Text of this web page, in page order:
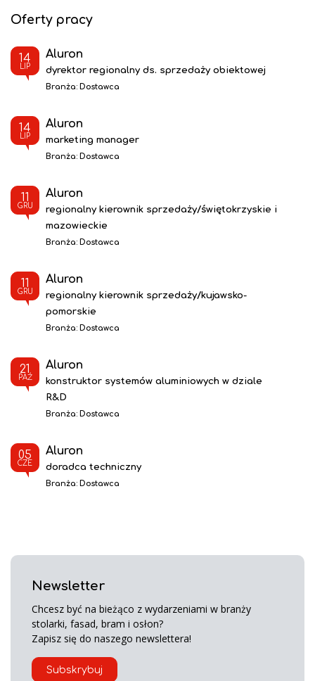
Oferty pracy
14
LIP
Aluron
dyrektor regionalny ds. sprzedaży obiektowej
Branża: Dostawca
14
LIP
Aluron
marketing manager
Branża: Dostawca
11
GRU
Aluron
regionalny kierownik sprzedaży/świętokrzyskie i
mazowieckie
Branża: Dostawca
11
GRU
Aluron
regionalny kierownik sprzedaży/kujawsko-
pomorskie
Branża: Dostawca
21
PAŹ
Aluron
konstruktor systemów aluminiowych w dziale
R&D
Branża: Dostawca
05
CZE
Aluron
doradca techniczny
Branża: Dostawca
Newsletter
Chcesz być na bieżąco z wydarzeniami w branży
stolarki, fasad, bram i osłon?
Zapisz się do naszego newslettera!
Subskrybuj